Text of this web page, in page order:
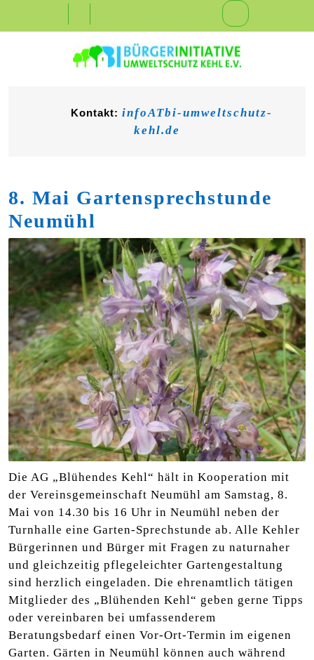
Button
Kontakt: infoATbi-umweltschutz-
kehl.de
8. Mai Gartensprechstunde
Neumühl
Die AG „Blühendes Kehl“ hält in Kooperation mit
der Vereinsgemeinschaft Neumühl am Samstag, 8.
Mai von 14.30 bis 16 Uhr in Neumühl neben der
Turnhalle eine Garten-Sprechstunde ab. Alle Kehler
Bürgerinnen und Bürger mit Fragen zu naturnaher
und gleichzeitig pflegeleichter Gartengestaltung
sind herzlich eingeladen. Die ehrenamtlich tätigen
Mitglieder des „Blühenden Kehl“ geben gerne Tipps
oder vereinbaren bei umfassenderem
Beratungsbedarf einen Vor-Ort-Termin im eigenen
Garten. Gärten in Neumühl können auch während